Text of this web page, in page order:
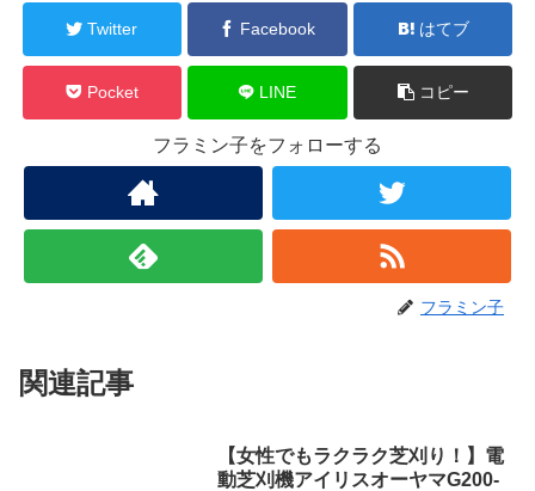
Twitter Facebook はてブ
Pocket LINE コピー
フラミン子をフォローする
フラミン子
関連記事
【女性でもラクラク芝刈り！】電
動芝刈機アイリスオーヤマG200-